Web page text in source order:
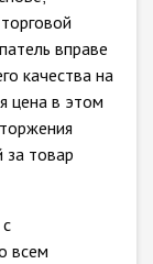
вправе
качества на
цена в этом
за товар
всем